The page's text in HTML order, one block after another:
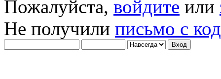
Пожалуйста, войдите или
Не получили письмо с